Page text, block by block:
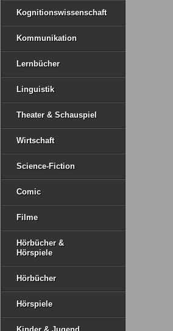
Kognitionswissenschaft
Kommunikation
Lernbücher
Linguistik
Theater & Schauspiel
Wirtschaft
Science-Fiction
Comic
Filme
Hörbücher &
Hörspiele
Hörbücher
Hörspiele